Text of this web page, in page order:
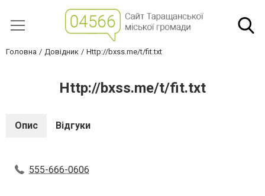
Головна Довідник Http://bxss.me/t/fit.txt
Http://bxss.me/t/fit.txt
Опис Відгуки
555-666-0606